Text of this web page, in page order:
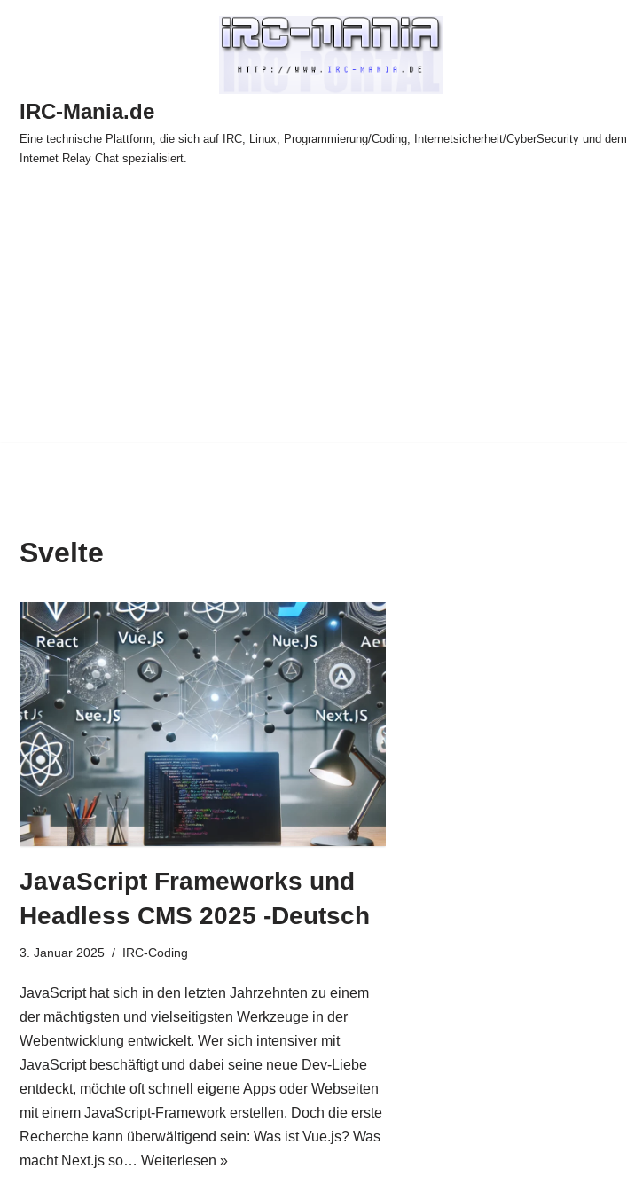
IRC-Mania.de
Eine technische Plattform, die sich auf IRC, Linux, Programmierung/Coding, Internetsicherheit/CyberSecurity und dem
Internet Relay Chat spezialisiert.
Svelte
JavaScript Frameworks und
Headless CMS 2025 -Deutsch
3. Januar 2025 IRC-Coding
JavaScript hat sich in den letzten Jahrzehnten zu einem
der mächtigsten und vielseitigsten Werkzeuge in der
Webentwicklung entwickelt. Wer sich intensiver mit
JavaScript beschäftigt und dabei seine neue Dev-Liebe
entdeckt, möchte oft schnell eigene Apps oder Webseiten
mit einem JavaScript-Framework erstellen. Doch die erste
Recherche kann überwältigend sein: Was ist Vue.js? Was
macht Next.js so… Weiterlesen »